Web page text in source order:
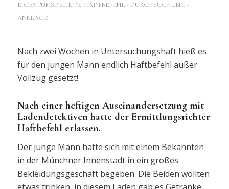
EIGENTUMSDELIKTE, HAFTBEFEHL - DURCHSUCHUNG -
ANKLAGE
Nach zwei Wochen in Untersuchungshaft hieß es
für den jungen Mann endlich Haftbefehl außer
Vollzug gesetzt!
Nach einer heftigen Auseinandersetzung mit
Ladendetektiven hatte der Ermittlungsrichter
Haftbefehl erlassen.
Der junge Mann hatte sich mit einem Bekannten
in der Münchner Innenstadt in ein großes
Bekleidungsgeschäft begeben. Die Beiden wollten